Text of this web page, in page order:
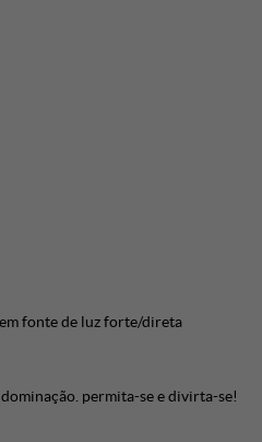
fonte de luz forte/direta
permita-se e divirta-se!